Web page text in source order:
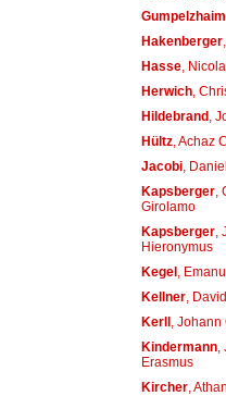
Hakenberger
Hasse,
Herwich,
Hildebrand,
Hültz, Achaz
Jacobi, Daniel
Kapsberger,
Girolamo
Kapsberger,
Hieronymus
Kegel,
Kellner, David
Kerll, Johann
Kindermann,
Erasmus
Kircher,